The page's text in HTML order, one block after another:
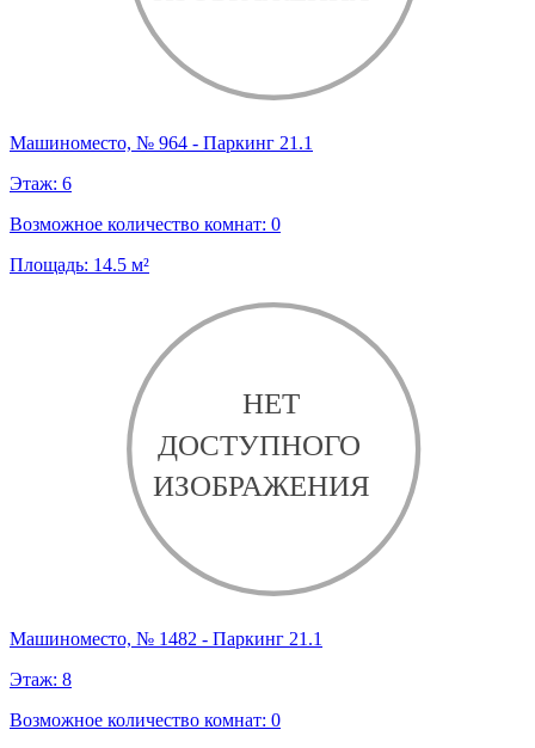
Машиноместо, № 964 - Паркинг 21.1
Этаж: 6
Возможное количество комнат: 0
Площадь: 14.5 м²
Машиноместо, № 1482 - Паркинг 21.1
Этаж: 8
Возможное количество комнат: 0